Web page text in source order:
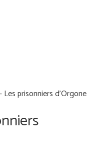
Les prisonniers d’Orgone